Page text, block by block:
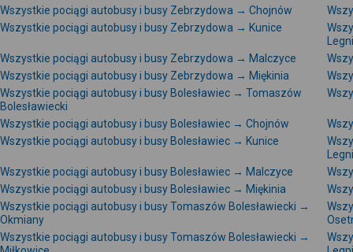
Wszystkie pociągi autobusy i busy Zebrzydowa → Chojnów
Wszystkie pociągi autobusy i busy Zebrzydowa → Kunice
Wszystkie pociągi autobusy i busy Zebrzydowa → Malczyce
Wszystkie pociągi autobusy i busy Zebrzydowa → Miękinia
Wszystkie pociągi autobusy i busy Bolesławiec → Tomaszów
Bolesławiecki
Wszystkie pociągi autobusy i busy Bolesławiec → Chojnów
Wszystkie pociągi autobusy i busy Bolesławiec → Kunice
Wszystkie pociągi autobusy i busy Bolesławiec → Malczyce
Wszystkie pociągi autobusy i busy Bolesławiec → Miękinia
Wszystkie pociągi autobusy i busy Tomaszów Bolesławiecki →
Okmiany
Wszystkie pociągi autobusy i busy Tomaszów Bolesławiecki →